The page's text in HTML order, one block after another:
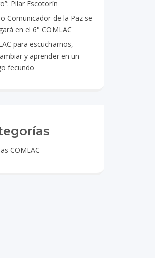
Pilar Escotorín
Comunicador de la Paz se
en el 6° COMLAC
para escucharnos,
y aprender en un
fecundo
COMLAC